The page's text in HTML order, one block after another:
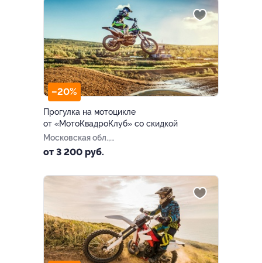
–20%
Прогулка на мотоцикле
от «МотоКвадроКлуб» со скидкой
Московская обл.,
Дмитровский г.о., пос.
от 3 200 руб.